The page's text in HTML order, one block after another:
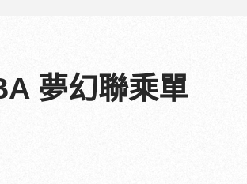
夢幻聯乘單